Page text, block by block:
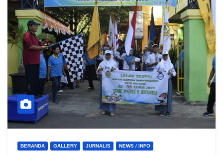
BERANDA GALLERY JURNALIS NEWS / INFO